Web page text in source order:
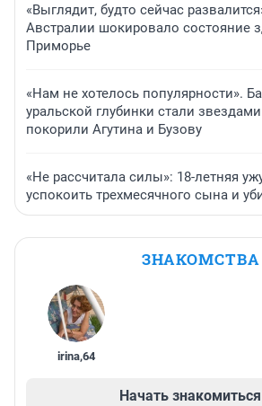
«Выглядит, будто сейчас
Австралии шокировало состояние
Приморье
«Нам не хотелось популярности».
уральской глубинки стали
покорили Агутина и Бузову
«Не рассчитала силы»: 18-летняя
успокоить трехмесячного сына и
ЗНАКОМСТВА
irina,64
Начать знакомиться